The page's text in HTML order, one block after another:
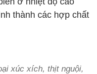
thành các hợp chất
xúc xích, thịt nguội,